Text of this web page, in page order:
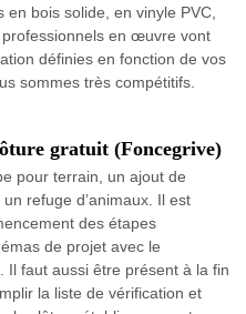
bois solide, en vinyle PVC,
en œuvre vont
définies en fonction de vos
sommes très compétitifs.
gratuit (Foncegrive)
pour terrain, un ajout de
refuge d’animaux. Il est
des étapes
de projet avec le
Il faut aussi être présent à la fin
la liste de vérification et